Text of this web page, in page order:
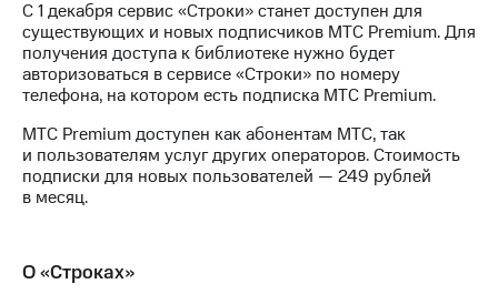
Реквизиты
Контакты
развитие
деловая этика
На главную
С 1 декабря сервис «Строки» станет доступен для
существующих и новых подписчиков МТС Premium. Для
получения доступа к библиотеке нужно будет
авторизоваться в сервисе «Строки» по номеру
телефона, на котором есть подписка МТС Premium.
МТС Premium доступен как абонентам МТС, так
и пользователям услуг других операторов. Стоимость
подписки для новых пользователей — 249 рублей
в месяц.
О «Строках»